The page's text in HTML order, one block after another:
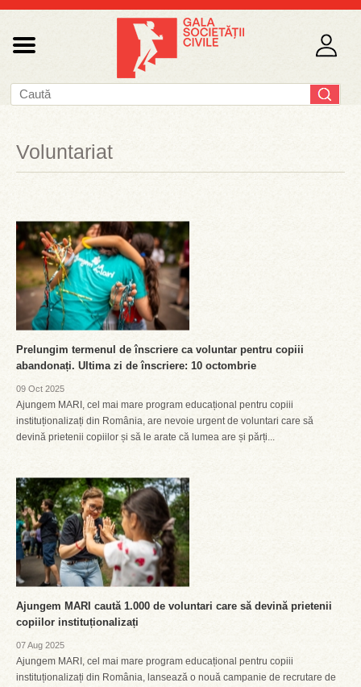
Voluntariat
Prelungim termenul de înscriere ca voluntar pentru copiii
abandonați. Ultima zi de înscriere: 10 octombrie
09 Oct 2025
Ajungem MARI, cel mai mare program educațional pentru copiii
instituționalizați din România, are nevoie urgent de voluntari care să
devină prietenii copiilor și să le arate că lumea are și părți...
Ajungem MARI caută 1.000 de voluntari care să devină prietenii
copiilor instituționalizați
07 Aug 2025
Ajungem MARI, cel mai mare program educațional pentru copiii
instituționalizați din România, lansează o nouă campanie de recrutare de